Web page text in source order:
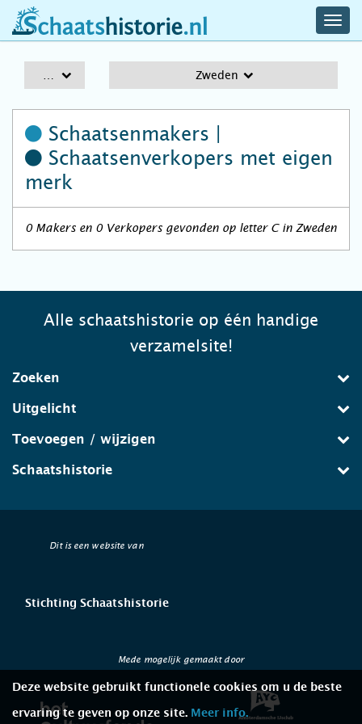
schaatshistorie.nl
Zweden
Schaatsenmakers |
Schaatsenverkopers met eigen
merk
0 Makers en 0 Verkopers gevonden op letter C in Zweden
Alle schaatshistorie op één handige
verzamelsite!
Zoeken
Uitgelicht
Toevoegen / wijzigen
Schaatshistorie
Dit is een website van
Stichting Schaatshistorie
Mede mogelijk gemaakt door
Deze website gebruikt functionele cookies om u de beste
ervaring te geven op onze site. Meer info.